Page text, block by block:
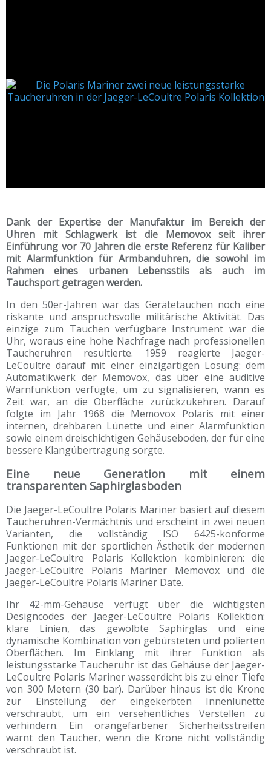
Dank der Expertise der Manufaktur im Bereich der
Uhren mit Schlagwerk ist die Memovox seit ihrer
Einführung vor 70 Jahren die erste Referenz für Kaliber
mit Alarmfunktion für Armbanduhren, die sowohl im
Rahmen eines urbanen Lebensstils als auch im
Tauchsport getragen werden.
In den 50er-Jahren war das Gerätetauchen noch eine
riskante und anspruchsvolle militärische Aktivität. Das
einzige zum Tauchen verfügbare Instrument war die
Uhr, woraus eine hohe Nachfrage nach professionellen
Taucheruhren resultierte. 1959 reagierte Jaeger-
LeCoultre darauf mit einer einzigartigen Lösung: dem
Automatikwerk der Memovox, das über eine auditive
Warnfunktion verfügte, um zu signalisieren, wann es
Zeit war, an die Oberfläche zurückzukehren. Darauf
folgte im Jahr 1968 die Memovox Polaris mit einer
internen, drehbaren Lünette und einer Alarmfunktion
sowie einem dreischichtigen Gehäuseboden, der für eine
bessere Klangübertragung sorgte.
Eine neue Generation mit einem
transparenten Saphirglasboden
Die Jaeger-LeCoultre Polaris Mariner basiert auf diesem
Taucheruhren-Vermächtnis und erscheint in zwei neuen
Varianten, die vollständig ISO 6425-konforme
Funktionen mit der sportlichen Ästhetik der modernen
Jaeger-LeCoultre Polaris Kollektion kombinieren: die
Jaeger-LeCoultre Polaris Mariner Memovox und die
Jaeger-LeCoultre Polaris Mariner Date.
Ihr 42-mm-Gehäuse verfügt über die wichtigsten
Designcodes der Jaeger-LeCoultre Polaris Kollektion:
klare Linien, das gewölbte Saphirglas und eine
dynamische Kombination von gebürsteten und polierten
Oberflächen. Im Einklang mit ihrer Funktion als
leistungsstarke Taucheruhr ist das Gehäuse der Jaeger-
LeCoultre Polaris Mariner wasserdicht bis zu einer Tiefe
von 300 Metern (30 bar). Darüber hinaus ist die Krone
zur Einstellung der eingekerbten Innenlünette
verschraubt, um ein versehentliches Verstellen zu
verhindern. Ein orangefarbener Sicherheitsstreifen
warnt den Taucher, wenn die Krone nicht vollständig
verschraubt ist.